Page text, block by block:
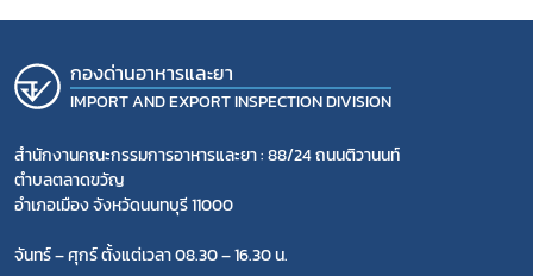
กองด่านอาหารและยา
IMPORT AND EXPORT INSPECTION DIVISION
สำนักงานคณะกรรมการอาหารและยา : 88/24 ถนนติวานนท์
ตำบลตลาดขวัญ
อำเภอเมือง จังหวัดนนทบุรี 11000
จันทร์ – ศุกร์ ตั้งแต่เวลา 08.30 – 16.30 น.